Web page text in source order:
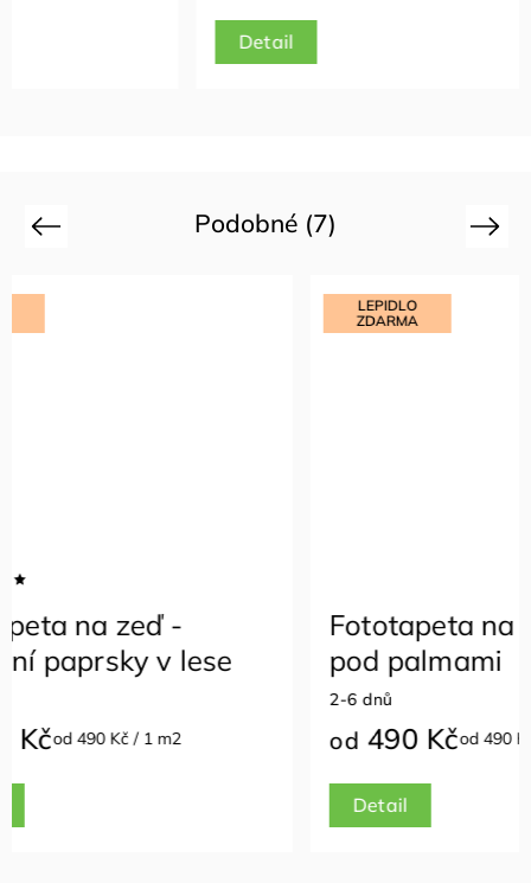
Podobné (7)
Previous
Fototapeta na zeď- Ráj
pod palmami
od490 Kčod 490 Kč / 1 m2 od
Next